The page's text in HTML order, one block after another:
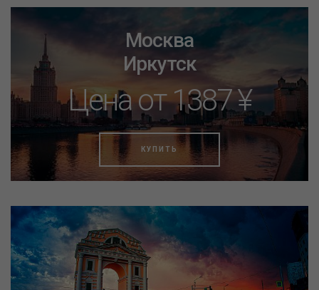
Москва
Иркутск
Цена от 1387 ¥
КУПИТЬ